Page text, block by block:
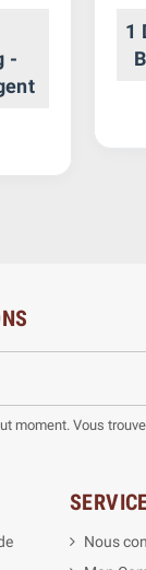
-
1
moment. Vous
Nous